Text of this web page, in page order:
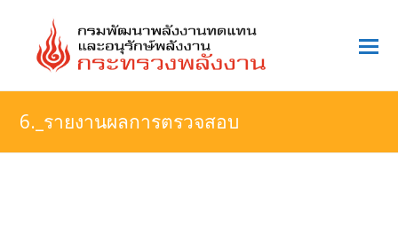
6._รายงานผลการตรวจสอบ